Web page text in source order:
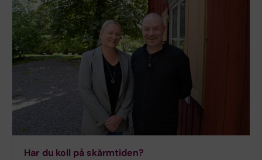
Har du koll på skärmtiden?